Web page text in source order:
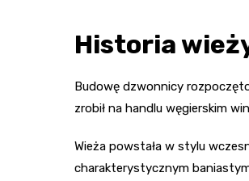
Historia
Budowę dzwonnicy
zrobił na handlu węgierskim
Wieża powstała w stylu
charakterystycznym